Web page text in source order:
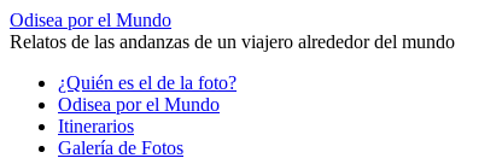
Odisea por el Mundo
Relatos de las andanzas de un viajero alrededor del mundo
Saltar
contenido
¿Quién es el de la foto?
Odisea por el Mundo
Itinerarios
Galería de Fotos